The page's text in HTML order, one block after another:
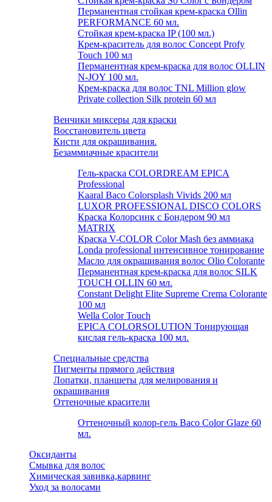
Перманентная стойкая крем-краска Ollin
PERFORMANCE 60 мл.
Стойкая крем-краска IP (100 мл.)
Крем-краситель для волос Concept Profy
Touch 100 мл
Перманентная крем-краска для волос OLLIN
N-JOY 100 мл.
Крем-краска для волос TNL Million glow
Private collection Silk protein 60 мл
Венчики миксеры для краски
Восстановитель цвета
Кисти для окрашивания.
Безаммиачные красители
Гель-краска COLORDREAM EPICA
Professional
Kaaral Baco Colorsplash Vivids 200 мл
LUXOR PROFESSIONAL DISCO COLORS
Краска Колорсинк с Бондером 90 мл
MATRIX
Краска V-COLOR Color Mash без аммиака
Londa professional интенсивное тонирование
Масло для окрашивания волос Olio Colorante
Перманентная крем-краска для волос SILK
TOUCH OLLIN 60 мл.
Constant Delight Elite Supreme Crema Colorante
100 мл
Wella Color Touch
EPICA COLORSOLUTION Тонирующая
кислая гель-краска 100 мл.
Специальные средства
Пигменты прямого действия
Лопатки, планшеты для мелирования и
окрашивания
Оттеночные красители
Оттеночный колор-гель Baco Color Glaze 60
мл.
Оксиданты
Смывка для волос
Химическая завивка,карвинг
Уход за волосами